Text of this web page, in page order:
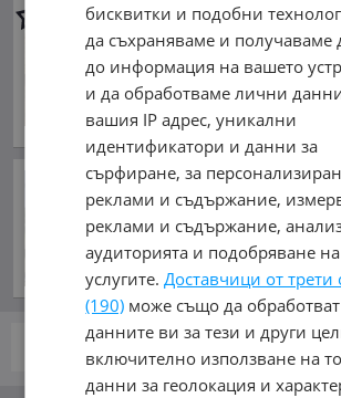
VW Polo
950 €
1 858.04 лв.
юни 2004 г., Бензинов
обл. Шумен, с. Риш
Нивото на Дунав:
България се
от другите
преди 2 часа и 25 минути
от 1
бисквитки и подобни
да съхраняваме и получаваме
до информация на вашето
и да обработваме лични
вашия IP адрес, уникални
идентификатори и данни за
сърфиране, за
реклами и съдържание,
реклами и съдържание,
аудиторията и подобряване на
услугите.Доставчици от трети
(190) може също да обработват
данните ви за тези и други
включително използване на
данни за геолокация и